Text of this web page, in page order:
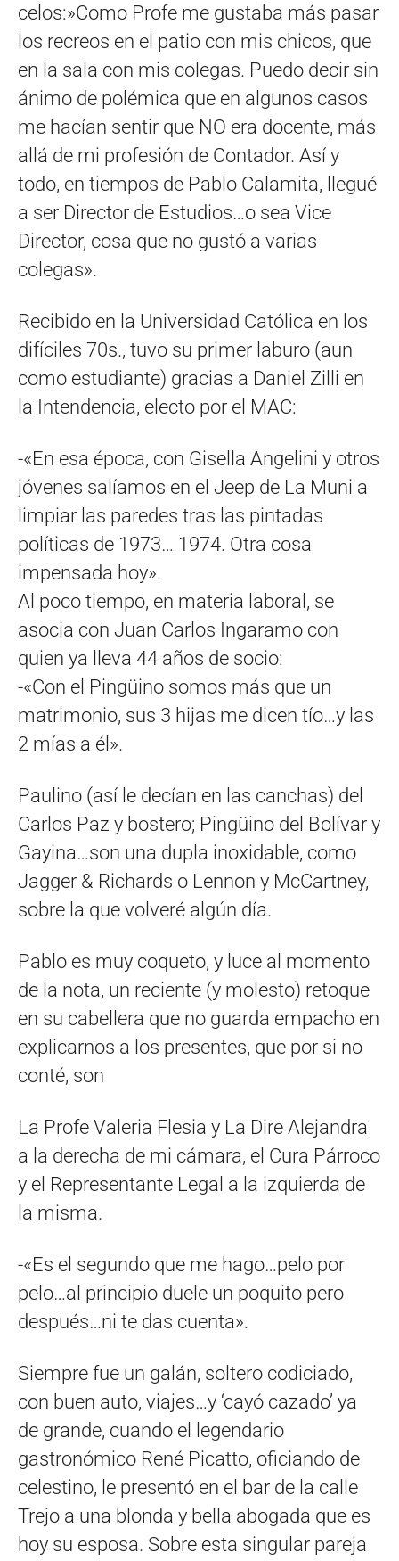
celos:»Como Profe me gustaba más pasar
los recreos en el patio con mis chicos, que
en la sala con mis colegas. Puedo decir sin
ánimo de polémica que en algunos casos
me hacían sentir que NO era docente, más
allá de mi profesión de Contador. Así y
todo, en tiempos de Pablo Calamita, llegué
a ser Director de Estudios…o sea Vice
Director, cosa que no gustó a varias
colegas».
Recibido en la Universidad Católica en los
difíciles 70s., tuvo su primer laburo (aun
como estudiante) gracias a Daniel Zilli en
la Intendencia, electo por el MAC:
-«En esa época, con Gisella Angelini y otros
jóvenes salíamos en el Jeep de La Muni a
limpiar las paredes tras las pintadas
políticas de 1973… 1974. Otra cosa
impensada hoy».
Al poco tiempo, en materia laboral, se
asocia con Juan Carlos Ingaramo con
quien ya lleva 44 años de socio:
-«Con el Pingüino somos más que un
matrimonio, sus 3 hijas me dicen tío…y las
2 mías a él».
Paulino (así le decían en las canchas) del
Carlos Paz y bostero; Pingüino del Bolívar y
Gayina…son una dupla inoxidable, como
Jagger & Richards o Lennon y McCartney,
sobre la que volveré algún día.
Pablo es muy coqueto, y luce al momento
de la nota, un reciente (y molesto) retoque
en su cabellera que no guarda empacho en
explicarnos a los presentes, que por si no
conté, son
La Profe Valeria Flesia y La Dire Alejandra
a la derecha de mi cámara, el Cura Párroco
y el Representante Legal a la izquierda de
la misma.
-«Es el segundo que me hago…pelo por
pelo…al principio duele un poquito pero
después…ni te das cuenta».
Siempre fue un galán, soltero codiciado,
con buen auto, viajes…y ‘cayó cazado’ ya
de grande, cuando el legendario
gastronómico René Picatto, oficiando de
celestino, le presentó en el bar de la calle
Trejo a una blonda y bella abogada que es
hoy su esposa. Sobre esta singular pareja